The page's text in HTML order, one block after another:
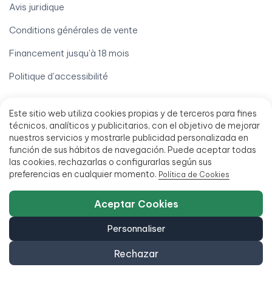
Este sitio web utiliza cookies propias y de terceros para fines
técnicos, analíticos y publicitarios, con el objetivo de mejorar
nuestros servicios y mostrarle publicidad personalizada en
función de sus hábitos de navegación. Puede aceptar todas
las cookies, rechazarlas o configurarlas según sus
preferencias en cualquier momento. Política de Cookies
Rechazar
Personnaliser
Aceptar Cookies
Avis juridique
Conditions générales de vente
Financement jusqu'à 18 mois
Politique d'accessibilité
951 20 47 46
C/ San Millán 27, 29013 Málaga, Espagne
L - V 9:00 - 14:00 / 15:00 - 18:00